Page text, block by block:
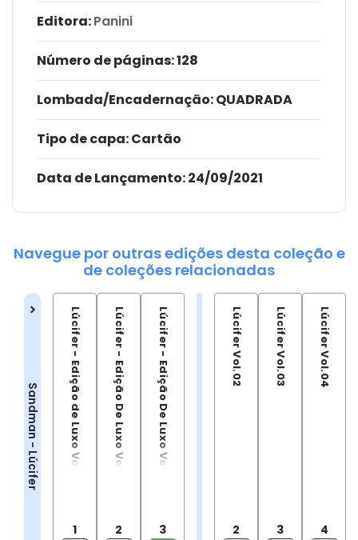
Editora:Panini
Número de páginas: 128
Lombada/Encadernação: QUADRADA
Tipo de capa:Cartão
Data de Lançamento:24/09/2021
Navegue por outras edições desta coleção e
de coleções relacionadas
Sandman - Lúcifer Lúcifer - Edição de Luxo Vol.01
1
Lúcifer - Edição De Luxo Vol. 2
2
Lúcifer - Edição De Luxo Vol. 3
3
Lúcifer Vol.02
2
Lúcifer Vol.03
3
Lúcifer Vol.04
4